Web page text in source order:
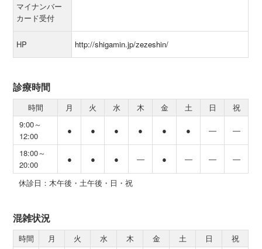
マイナンバー
カード受付
HP http://shigamin.jp/zezeshin/
診療時間
時間 月 火 水 木 金 土 日
祝
9:00～
12:00
● ● ● ● ● ● ― ―
18:00～
20:00
● ● ● ― ● ― ― ―
休診日：木午後・土午後・日・祝
混雑状況
時間 月 火 水 木 金 土 日
祝